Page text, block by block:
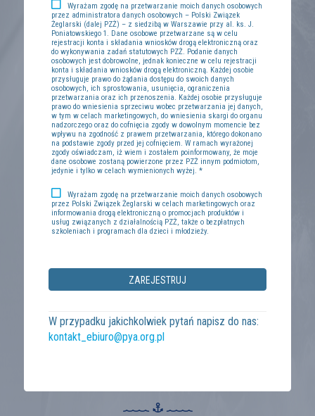
Wyrażam zgodę na przetwarzanie moich danych osobowych
przez administratora danych osobowych – Polski Związek
Żeglarski (dalej PZŻ) – z siedzibą w Warszawie przy al. ks. J.
Poniatowskiego 1. Dane osobowe przetwarzane są w celu
rejestracji konta i składania wniosków drogą elektroniczną oraz
do wykonywania zadań statutowych PZŻ. Podanie danych
osobowych jest dobrowolne, jednak konieczne w celu rejestracji
konta i składania wniosków drogą elektroniczną. Każdej osobie
przysługuje prawo do żądania dostępu do swoich danych
osobowych, ich sprostowania, usunięcia, ograniczenia
przetwarzania oraz ich przenoszenia. Każdej osobie przysługuje
prawo do wniesienia sprzeciwu wobec przetwarzania jej danych,
w tym w celach marketingowych, do wniesienia skargi do organu
nadzorczego oraz do cofnięcia zgody w dowolnym momencie bez
wpływu na zgodność z prawem przetwarzania, którego dokonano
na podstawie zgody przed jej cofnięciem. W ramach wyrażonej
zgody oświadczam, iż wiem i zostałem poinformowany, że moje
dane osobowe zostaną powierzone przez PZŻ innym podmiotom,
jedynie i tylko w celach wymienionych wyżej. *
Wyrażam zgodę na przetwarzanie moich danych osobowych
przez Polski Związek Żeglarski w celach marketingowych oraz
informowania drogą elektroniczną o promocjach produktów i
usług związanych z działalnością PZŻ, także o bezpłatnych
szkoleniach i programach dla dzieci i młodzieży.
W przypadku jakichkolwiek pytań napisz do nas:
kontakt_ebiuro@pya.org.pl